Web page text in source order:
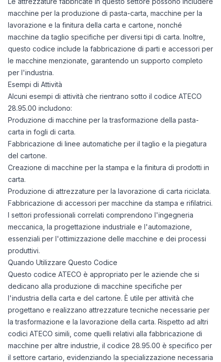
macchine per la produzione di pasta-carta, macchine per la
lavorazione e la finitura della carta e cartone, nonché
macchine da taglio specifiche per diversi tipi di carta. Inoltre,
questo codice include la fabbricazione di parti e accessori per
le macchine menzionate, garantendo un supporto completo
per l'industria.
Esempi di Attività
Alcuni esempi di attività che rientrano sotto il codice ATECO
28.95.00 includono:
Produzione di macchine per la trasformazione della pasta-
carta in fogli di carta.
Fabbricazione di linee automatiche per il taglio e la piegatura
del cartone.
Creazione di macchine per la stampa e la finitura di prodotti in
carta.
Produzione di attrezzature per la lavorazione di carta riciclata.
Fabbricazione di accessori per macchine da stampa e rifilatrici.
I settori professionali correlati comprendono l'ingegneria
meccanica, la progettazione industriale e l'automazione,
essenziali per l'ottimizzazione delle macchine e dei processi
produttivi.
Quando Utilizzare Questo Codice
Questo codice ATECO è appropriato per le aziende che si
dedicano alla produzione di macchine specifiche per
l'industria della carta e del cartone. È utile per attività che
progettano e realizzano attrezzature tecniche necessarie per
la trasformazione e la lavorazione della carta. Rispetto ad altri
codici ATECO simili, come quelli relativi alla fabbricazione di
macchine per altre industrie, il codice 28.95.00 è specifico per
il settore cartario, evidenziando la specializzazione necessaria